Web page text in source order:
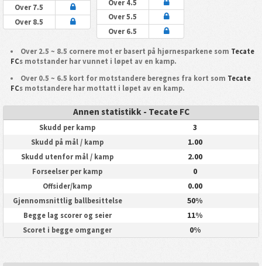
Over 7.5
Over 8.5
Over 4.5
Over 5.5
Over 6.5
Over 2.5 ~ 8.5 cornere mot er basert på hjørnesparkene som Tecate
FCs motstander har vunnet i løpet av en kamp.
Over 0.5 ~ 6.5 kort for motstandere beregnes fra kort som Tecate
FCs motstandere har mottatt i løpet av en kamp.
Annen statistikk - Tecate FC
Skudd per kamp 3
Skudd på mål / kamp 1.00
Skudd utenfor mål / kamp 2.00
Forseelser per kamp 0
Offsider/kamp 0.00
Gjennomsnittlig ballbesittelse 50%
Begge lag scorer og seier 11%
Scoret i begge omganger 0%